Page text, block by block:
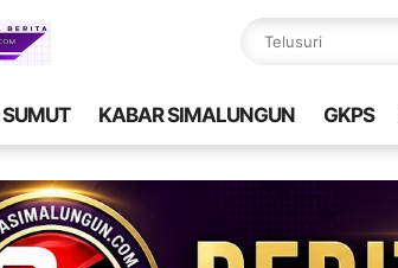
SUMUT KABAR SIMALUNGUN GKPS